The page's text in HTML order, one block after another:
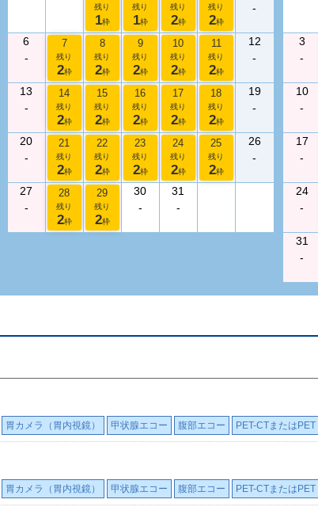
残り
1枠
残り
1枠
残り
2枠
残り
2枠
-
6
-
7
残り
2枠
8
残り
2枠
9
残り
2枠
10
残り
2枠
11
残り
2枠
12
-
13
-
14
残り
2枠
15
残り
2枠
16
残り
2枠
17
残り
2枠
18
残り
2枠
19
-
20
-
21
残り
2枠
22
残り
2枠
23
残り
2枠
24
残り
2枠
25
残り
2枠
26
-
27
-
28
残り
2枠
29
残り
2枠
30
-
31
-
3
-
10
-
17
-
24
-
31
-
胃カメラ（胃内視鏡） 甲状腺エコー 腹部エコー PET-CTまたはPET
胃カメラ（胃内視鏡） 甲状腺エコー 腹部エコー PET-CTまたはPET